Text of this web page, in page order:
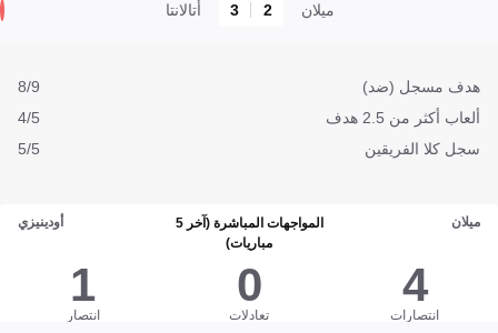
ميلان 2
3 أتالانتا
هدف مسجل (ضد)
8/9
ألعاب أكثر من 2.5 هدف
4/5
سجل كلا الفريقين
5/5
ميلان
المواجهات المباشرة (آخر 5
مباريات)
أودينيزي
4
انتصارات
0
تعادلات
1
انتصار